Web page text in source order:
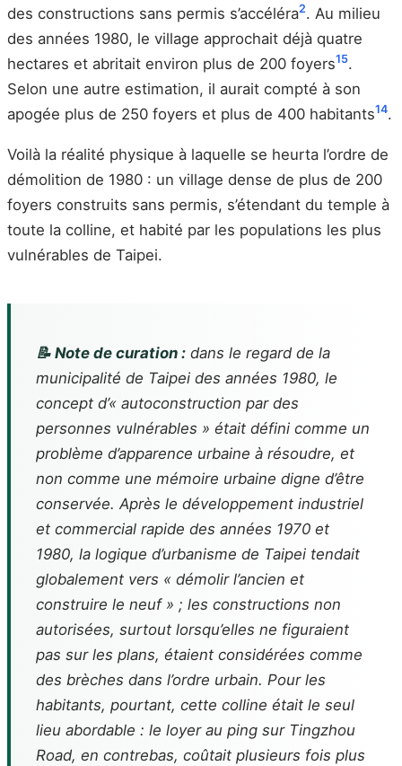
des constructions sans permis s’accéléra2. Au milieu
des années 1980, le village approchait déjà quatre
hectares et abritait environ plus de 200 foyers15.
Selon une autre estimation, il aurait compté à son
apogée plus de 250 foyers et plus de 400 habitants14.
Voilà la réalité physique à laquelle se heurta l’ordre de
démolition de 1980 : un village dense de plus de 200
foyers construits sans permis, s’étendant du temple à
toute la colline, et habité par les populations les plus
vulnérables de Taipei.
📝 Note de curation : dans le regard de la
municipalité de Taipei des années 1980, le
concept d’« autoconstruction par des
personnes vulnérables » était défini comme un
problème d’apparence urbaine à résoudre, et
non comme une mémoire urbaine digne d’être
conservée. Après le développement industriel
et commercial rapide des années 1970 et
1980, la logique d’urbanisme de Taipei tendait
globalement vers « démolir l’ancien et
construire le neuf » ; les constructions non
autorisées, surtout lorsqu’elles ne figuraient
pas sur les plans, étaient considérées comme
des brèches dans l’ordre urbain. Pour les
habitants, pourtant, cette colline était le seul
lieu abordable : le loyer au ping sur Tingzhou
Road, en contrebas, coûtait plusieurs fois plus